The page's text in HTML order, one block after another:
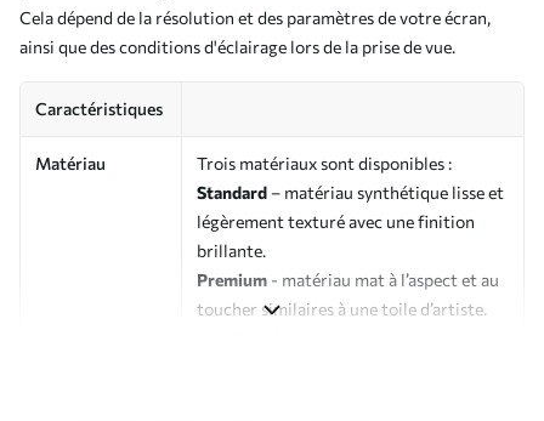
Cela dépend de la résolution et des paramètres de votre écran,
ainsi que des conditions d'éclairage lors de la prise de vue.
Caractéristiques
Matériau
Trois matériaux sont disponibles :
Standard – matériau synthétique lisse et
légèrement texturé avec une finition
brillante.
Premium - matériau mat à l’aspect et au
toucher similaires à une toile d’artiste.